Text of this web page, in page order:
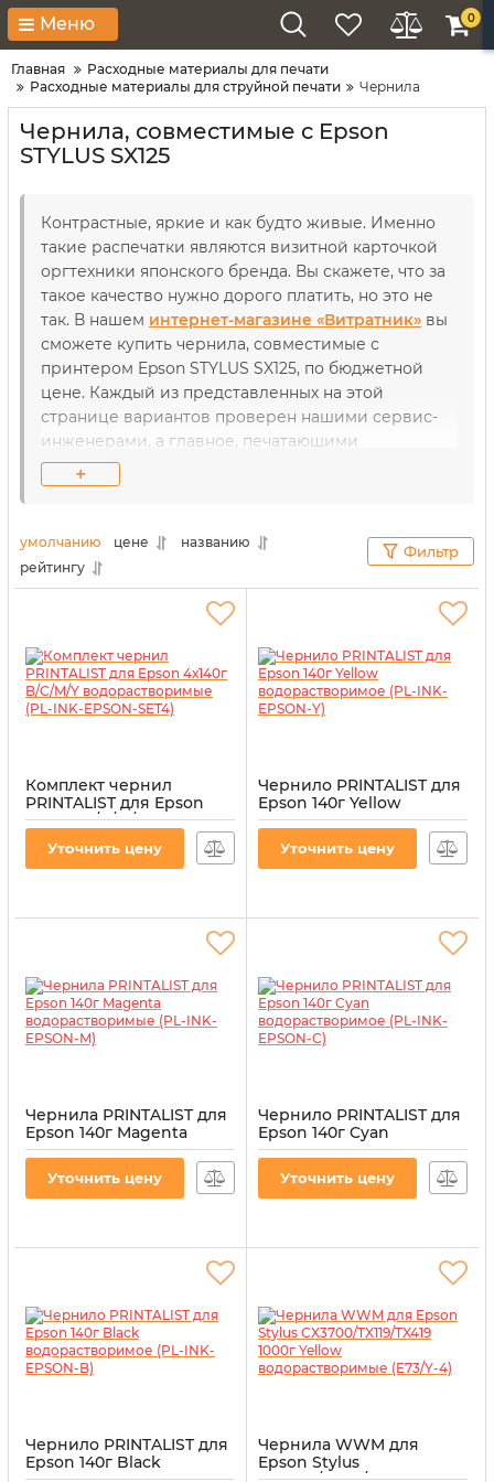
Меню 0
Главная
Расходные материалы для печати
Расходные материалы для струйной печати
Чернила
Чернила, совместимые с Epson
STYLUS SX125
Контрастные, яркие и как будто живые. Именно
такие распечатки являются визитной карточкой
оргтехники японского бренда. Вы скажете, что за
такое качество нужно дорого платить, но это не
так. В нашем интернет-магазине «Витратник» вы
сможете купить чернила, совместимые с
принтером Epson STYLUS SX125, по бюджетной
цене. Каждый из представленных на этой
странице вариантов проверен нашими сервис-
инженерами, а главное, печатающими
устройствами. Так что совместимость нашей
продукции гарантирована не на словах, а на деле.
альтернативных расходных материалов
оргтехника все равно будет работать без
перебоев и с максимальной отдачей. Для наших
клиентов мы выбираем только проверенное
+
умолчанию цене
названию
рейтингу
Фильтр
Комплект чернил
PRINTALIST для Epson
4х140г B/C/M/Y
водорастворимые (PL-
INK-EPSON-SET4)
Уточнить цену
Чернило PRINTALIST для
Epson 140г Yellow
водорастворимое (PL-
PL-INK-EPSON-Y
Уточнить цену
Чернила PRINTALIST для
Epson 140г Magenta
водорастворимые (PL-
PL-INK-EPSON-M
Уточнить цену
Чернило PRINTALIST для
Epson 140г Cyan
водорастворимое (PL-
PL-INK-EPSON-C
Уточнить цену
Чернило PRINTALIST для
Epson 140г Black
Чернила WWM для
Epson Stylus